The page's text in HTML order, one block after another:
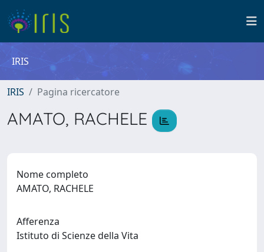
IRIS
IRIS Pagina ricercatore
AMATO, RACHELE
Nome completo
AMATO, RACHELE
Afferenza
Istituto di Scienze della Vita